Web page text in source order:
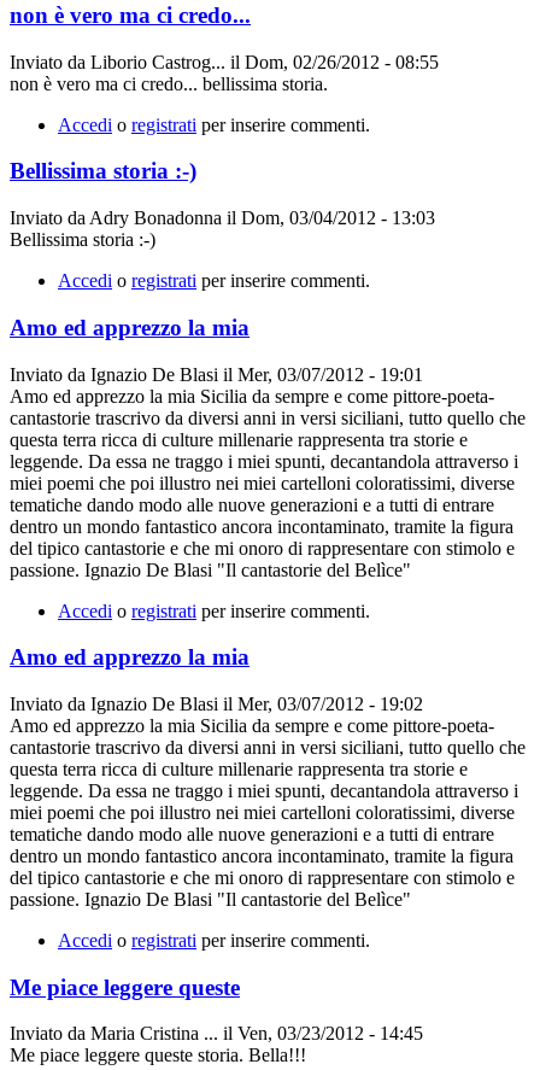
non è vero ma ci credo...
Inviato da Liborio Castrog... il Dom, 02/26/2012 - 08:55
non è vero ma ci credo... bellissima storia.
Accedi o registrati per inserire commenti.
Bellissima storia :-)
Inviato da Adry Bonadonna il Dom, 03/04/2012 - 13:03
Bellissima storia :-)
Accedi o registrati per inserire commenti.
Amo ed apprezzo la mia
Inviato da Ignazio De Blasi il Mer, 03/07/2012 - 19:01
Amo ed apprezzo la mia Sicilia da sempre e come pittore-poeta-
cantastorie trascrivo da diversi anni in versi siciliani, tutto quello che
questa terra ricca di culture millenarie rappresenta tra storie e
leggende. Da essa ne traggo i miei spunti, decantandola attraverso i
miei poemi che poi illustro nei miei cartelloni coloratissimi, diverse
tematiche dando modo alle nuove generazioni e a tutti di entrare
dentro un mondo fantastico ancora incontaminato, tramite la figura
del tipico cantastorie e che mi onoro di rappresentare con stimolo e
passione. Ignazio De Blasi "Il cantastorie del Belìce"
Accedi o registrati per inserire commenti.
Amo ed apprezzo la mia
Inviato da Ignazio De Blasi il Mer, 03/07/2012 - 19:02
Amo ed apprezzo la mia Sicilia da sempre e come pittore-poeta-
cantastorie trascrivo da diversi anni in versi siciliani, tutto quello che
questa terra ricca di culture millenarie rappresenta tra storie e
leggende. Da essa ne traggo i miei spunti, decantandola attraverso i
miei poemi che poi illustro nei miei cartelloni coloratissimi, diverse
tematiche dando modo alle nuove generazioni e a tutti di entrare
dentro un mondo fantastico ancora incontaminato, tramite la figura
del tipico cantastorie e che mi onoro di rappresentare con stimolo e
passione. Ignazio De Blasi "Il cantastorie del Belìce"
Accedi o registrati per inserire commenti.
Me piace leggere queste
Inviato da Maria Cristina ... il Ven, 03/23/2012 - 14:45
Me piace leggere queste storia. Bella!!!